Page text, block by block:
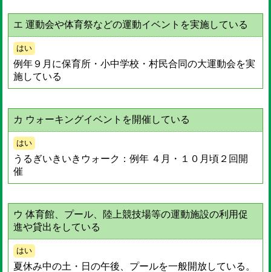
エ 運動会や体育祭などの運動イベントを実施している
はい
例年９月に保育所・小中学校・村民合同の大運動会を実
施している
カ ウォーキングイベントを開催している
はい
うるぎいきいきウォーク：例年 ４月・１０月頃２回開
催
ウ 体育館、プール、陸上競技場等の運動施設の利用促
進や貸出をしている
はい
夏休み中の土・日の午後、プールを一般開放している。